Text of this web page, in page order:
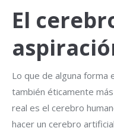
El
Lo que de alguna
también éticamente
real es el cerebro
hacer un cerebro